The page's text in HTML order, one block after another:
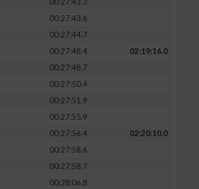
00:27:43.6
00:27:44.7
00:27:48.4
02:19:16.0
00:27:48.7
00:27:50.4
00:27:51.9
00:27:55.9
00:27:56.4
02:20:10.0
00:27:58.6
00:27:58.7
00:28:06.8